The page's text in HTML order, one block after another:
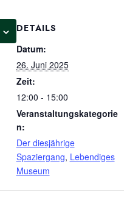
DETAILS
Datum:
26. Juni 2025
Zeit:
12:00 - 15:00
Veranstaltungskategorie
n:
Der diesjährige
Spaziergang, Lebendiges
Museum